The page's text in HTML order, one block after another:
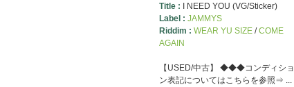
Title :
I NEED YOU (VG/Sticker)
Label :JAMMYS
Riddim :WEAR YU SIZE /COME
AGAIN
【USED/中古】 ◆◆◆コンディショ
ン表記についてはこちらを参照⇒ ...